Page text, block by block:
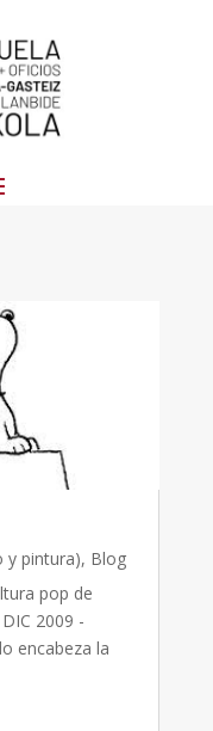
y pintura), Blog
pop de
2009 -
encabeza la